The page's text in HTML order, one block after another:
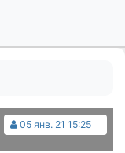
05 янв. 21 15:25